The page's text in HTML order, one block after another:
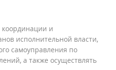
и
исполнительной власти,
самоуправления по
а также осуществлять